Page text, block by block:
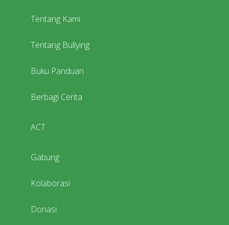
Tentang Kami
Tentang Bullying
Buku Panduan
Berbagi Cerita
ACT
Gabung
Kolaborasi
Donasi